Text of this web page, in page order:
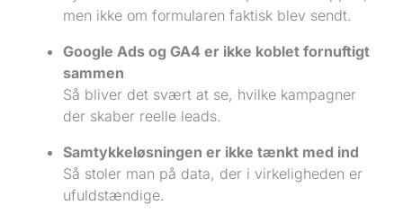
men ikke om formularen faktisk blev sendt.
Google Ads og GA4 er ikke koblet fornuftigt
sammen
Så bliver det svært at se, hvilke kampagner
der skaber reelle leads.
Samtykkeløsningen er ikke tænkt med ind
Så stoler man på data, der i virkeligheden er
ufuldstændige.